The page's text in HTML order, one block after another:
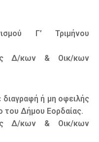
Γ’ Τριμήνου
Δ/κων & Οικ/κων
ή μη οφειλής
του Δήμου Εορδαίας.
Δ/κων & Οικ/κων